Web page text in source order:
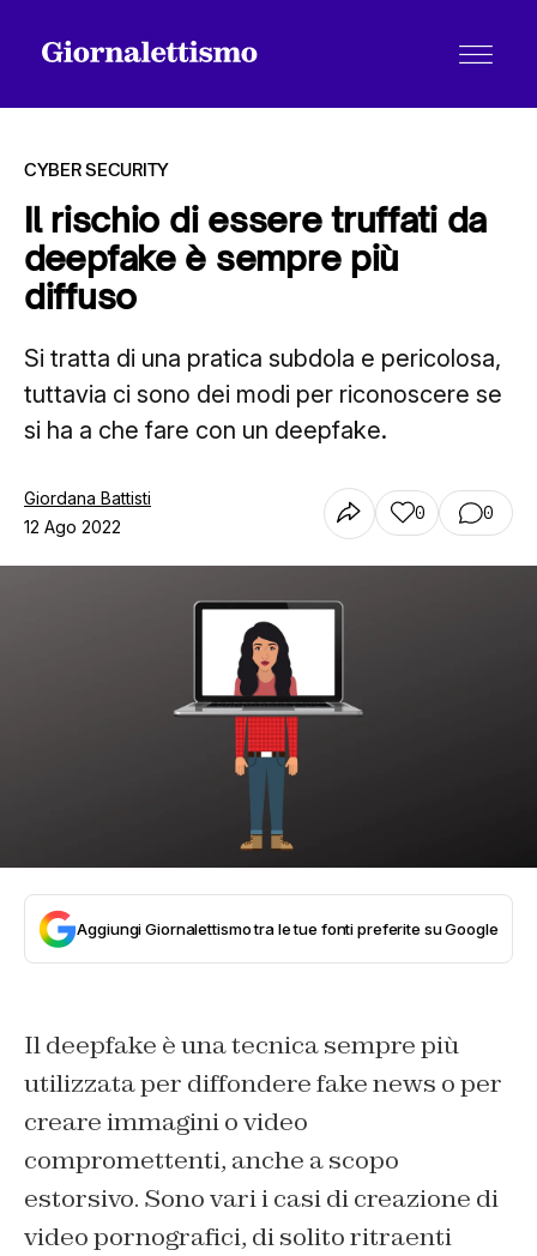
Tutti gli articoli
Chi siamo
CYBER SECURITY
Il rischio di essere truffati da
deepfake è sempre più
diffuso
Si tratta di una pratica subdola e pericolosa,
tuttavia ci sono dei modi per riconoscere se
si ha a che fare con un deepfake.
Giordana Battisti
12 Ago 2022
0 0
Aggiungi Giornalettismo tra le tue fonti preferite su Google
Il deepfake è una tecnica sempre più
utilizzata per diffondere fake news o per
creare immagini o video
compromettenti, anche a scopo
estorsivo. Sono vari i casi di creazione di
video pornografici, di solito ritraenti